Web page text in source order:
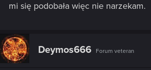
mi się podobała więc nie narzekam.
Deymos666 Forum veteran